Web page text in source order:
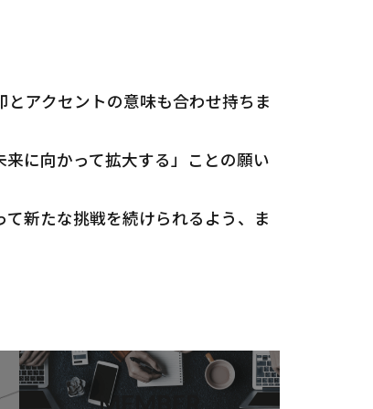
アクセントの意味も合わせ持ちま
に向かって拡大する」ことの願い
新たな挑戦を続けられるよう、ま